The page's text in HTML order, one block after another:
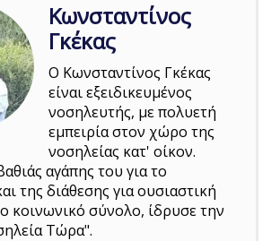
Κωνσταντίνος
Γκέκας
Ο Κωνσταντίνος Γκέκας
είναι εξειδικευμένος
νοσηλευτής, με πολυετή
εμπειρία στον χώρο της
νοσηλείας κατ' οίκον.
αγάπης του για το
της διάθεσης για ουσιαστική
κοινωνικό σύνολο, ίδρυσε την
Τώρα".